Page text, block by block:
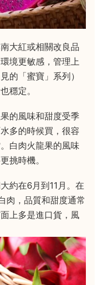
大紅或相關改良品
境更敏感，管理上
的「蜜寶」系列）
穩定。
的風味和甜度受季
多的時候買，很容
白肉火龍果的風味
挑時機。
約在6月到11月。在
肉，品質和甜度通常
上多是進口貨，風